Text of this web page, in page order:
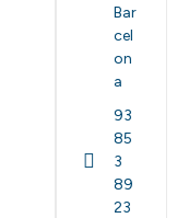
Bar
cel
on
a
93
85
3
89
23